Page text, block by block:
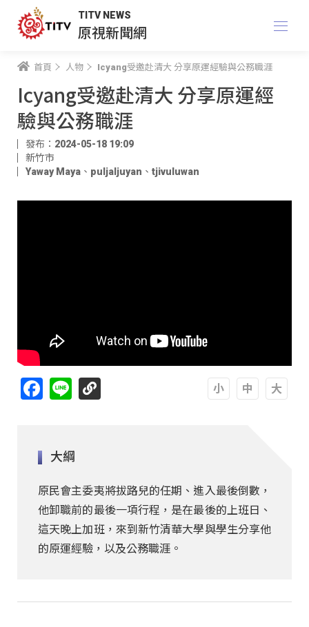
TITV NEWS
原視新聞網
首頁 人物 Icyang受邀赴清大 分享原運經驗與公務職涯
Icyang受邀赴清大 分享原運經
驗與公務職涯
發布：2024-05-18 19:09
新竹市
Yaway Maya 、 puljaljuyan 、 tjivuluwan
Facebook
Line
大綱
原民會主委夷將拔路兒的任期、進入最後倒數，
他卸職前的最後一項行程，是在最後的上班日、
這天晚上加班，來到新竹清華大學與學生分享他
的原運經驗，以及公務職涯。